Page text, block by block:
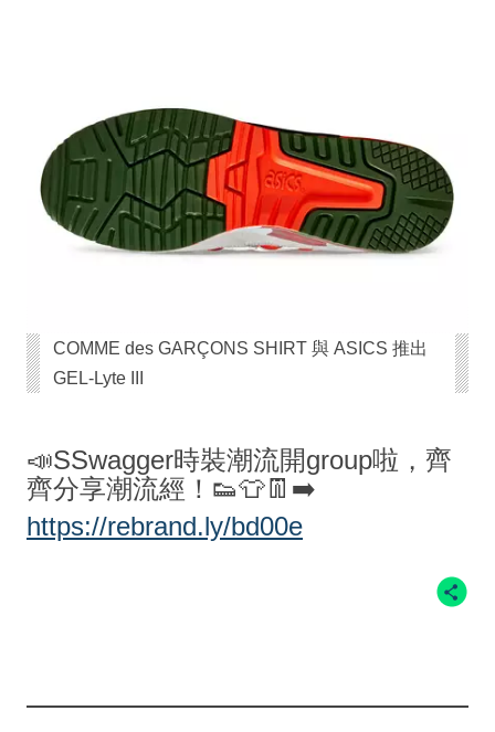
COMME des GARÇONS SHIRT 與 ASICS 推出
GEL-Lyte III
📣SSwagger時裝潮流開group啦，齊
齊分享潮流經！👟👕👖➡️
https://rebrand.ly/bd00e